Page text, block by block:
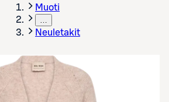
Muoti
…
Neuletakit